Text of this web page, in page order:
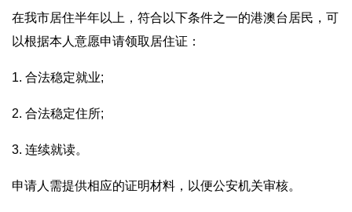
在我市居住半年以上，符合以下条件之一的港澳台居民，可
以根据本人意愿申请领取居住证：
1. 合法稳定就业;
2. 合法稳定住所;
3. 连续就读。
申请人需提供相应的证明材料，以便公安机关审核。